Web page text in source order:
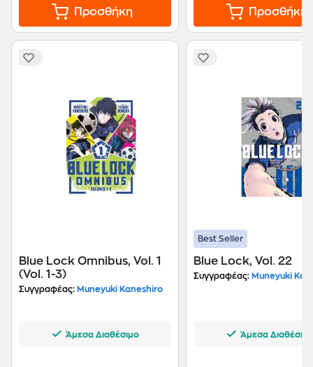
Προσθήκη Προσθήκη
Blue Lock Omnibus, Vol. 1
(Vol. 1-3)
Συγγραφέας: Muneyuki Kaneshiro
Άμεσα Διαθέσιμο
Best Seller
Blue Lock, Vol. 22
Συγγραφέας: Muneyuki
Άμεσα Διαθέσιμο